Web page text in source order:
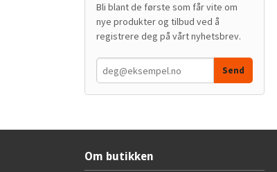
Bli blant de første som får vite om
nye produkter og tilbud ved å
registrere deg på vårt nyhetsbrev.
Om butikken